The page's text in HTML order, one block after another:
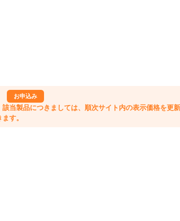
お申込み
製品につきましては、順次サイト内の表示価格を更新
す。